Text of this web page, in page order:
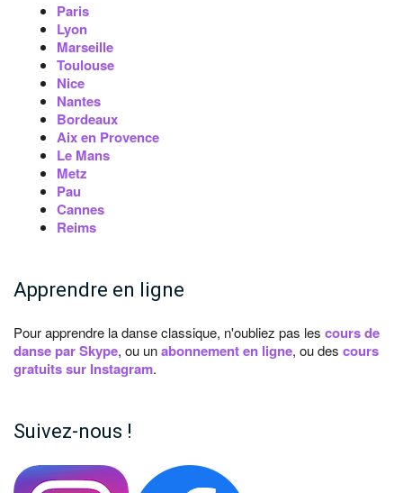
Paris
Lyon
Marseille
Toulouse
Nice
Nantes
Bordeaux
Aix en Provence
Le Mans
Metz
Pau
Cannes
Reims
Apprendre en ligne
Pour apprendre la danse classique, n'oubliez pas les cours de
danse par Skype, ou unabonnement en ligne, ou des cours
gratuits sur Instagram.
Suivez-nous !